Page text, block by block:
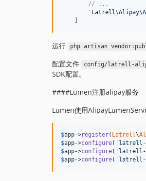
// ...
'
运行 php artisan
配置文件
config/latrell-
SDK配置。
####Lumen注册alipay服务
Lumen使用
$app->register( Latrell\
$app->configure( ' latrell-
$app->configure( ' latrell-
$app->configure( ' latrell-